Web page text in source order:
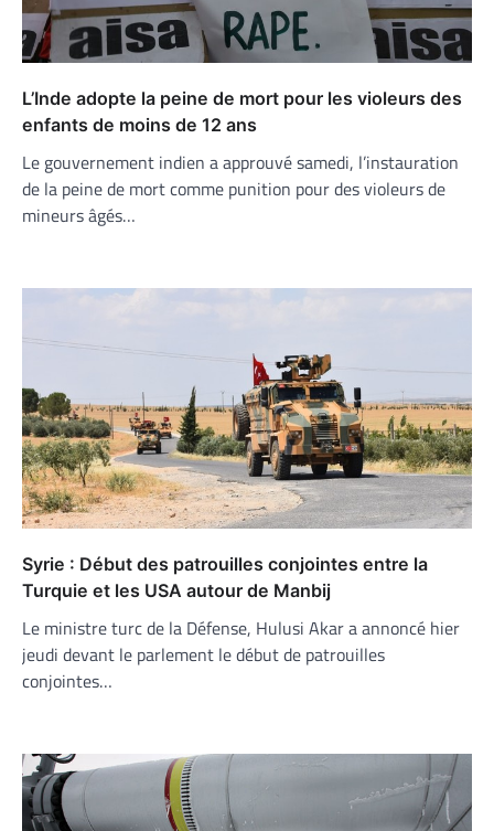
L’Inde adopte la peine de mort pour les violeurs des
enfants de moins de 12 ans
Le gouvernement indien a approuvé samedi, l’instauration
de la peine de mort comme punition pour des violeurs de
mineurs âgés…
Syrie : Début des patrouilles conjointes entre la
Turquie et les USA autour de Manbij
Le ministre turc de la Défense, Hulusi Akar a annoncé hier
jeudi devant le parlement le début de patrouilles
conjointes…